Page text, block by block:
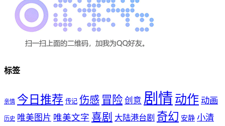
标签
亲情 今日推荐 传记 伤感 冒险 创意 剧情 动作 动画
历史 唯美图片 唯美文字 喜剧 大陆港台剧 奇幻 安静 小清